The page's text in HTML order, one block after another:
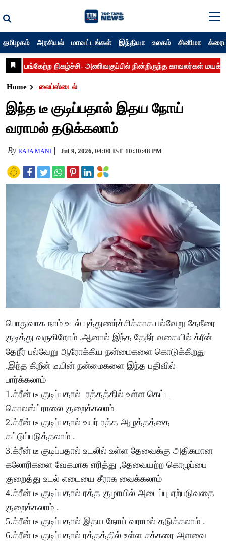
தமிழகம் அரசியல் மாவட்டங்கள் இந்தியா உலகம் சினிமா
Home லைப்ஸ்டைல்
இந்த டீ குடிப்பதால் இதய நோய்
வராமல் தடுக்கலாம்
ByRAJA MANI Jul 9, 2026, 04:00 IST 10:30:48 PM
பொதுவாக நாம் உடல் புத்துணர்ச்சிக்காக பல்வேறு தேநீரை
குடித்து வருகிறோம் .ஆனால் இந்த தேநீர் வகையில் க்ரீன்
தேநீர் பல்வேறு ஆரோக்கிய நன்மைகளை கொடுக்கிறது
.இந்த கிறீன் டீயின் நன்மைகளை இந்த பதிவில்
பார்க்கலாம்
1.க்ரீன் டீ குடிப்பதால் ரத்தத்தில் உள்ள கெட்ட
கொலஸ்ட்ராலை குறைக்கலாம்
2.க்ரீன் டீ குடிப்பதால் உயர் ரத்த அழுத்தத்தை
கட்டுப்படுத்தலாம் .
3.க்ரீன் டீ குடிப்பதால் உடலில் உள்ள தேவைக்கு அதிகமான
கலோரிகளை வேகமாக எரித்து ,தேவையற்ற கொழுப்பை
குறைத்து உடல் எடையை சீராக வைக்கலாம்
4.க்ரீன் டீ குடிப்பதால் ரத்த குழாயில் அடைப்பு ஏற்படுவதை
குறைக்கலாம் .
5.க்ரீன் டீ குடிப்பதால் இதய நோய் வராமல் தடுக்கலாம் .
6.க்ரீன் டீ குடிப்பதால் ரத்தத்தில் உள்ள சக்கரை அளவை